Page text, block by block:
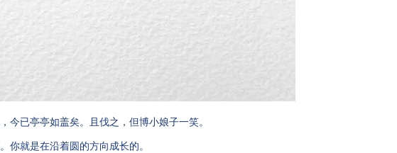
今已亭亭如盖矣。且伐之，但博小娘子一笑。
你就是在沿着圆的方向成长的。